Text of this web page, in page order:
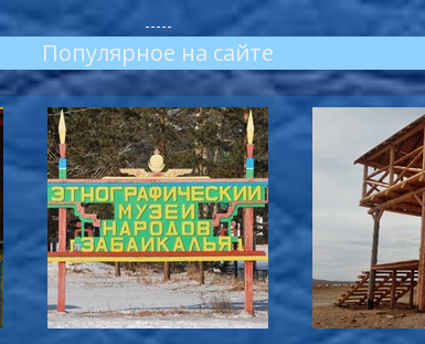
-----
Популярное на сайте